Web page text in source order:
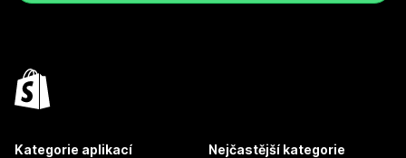
Kategorie aplikací Nejčastější kategorie